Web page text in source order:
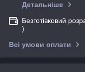
Детальніше
Безготівковий
)
Всі умови оплати